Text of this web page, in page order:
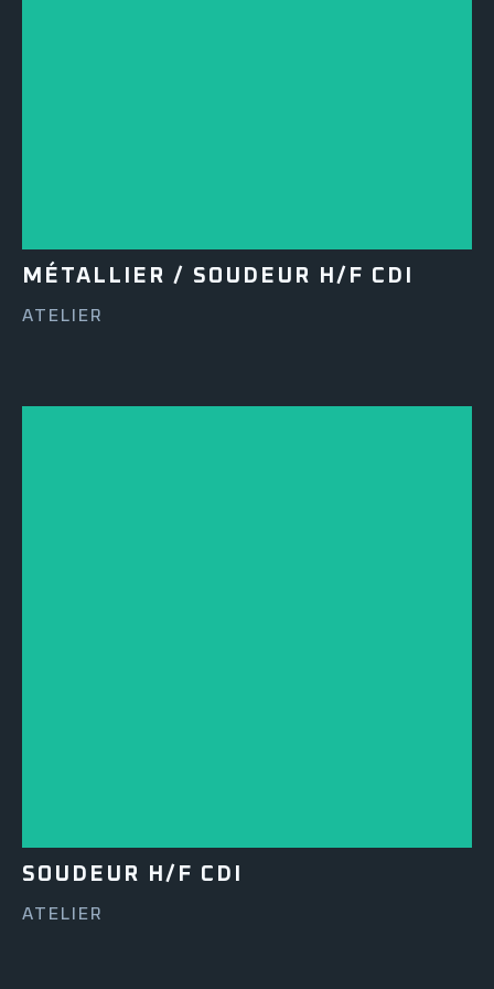
MÉTALLIER / SOUDEUR H/F CDI
ATELIER
SOUDEUR H/F CDI
ATELIER